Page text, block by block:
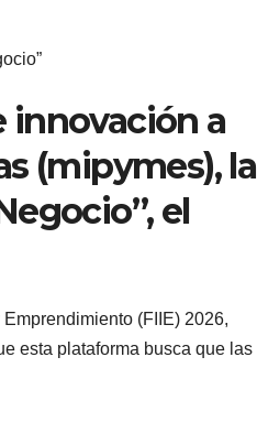
innovación a
(mipymes), la
el
(FIIE) 2026,
esta plataforma busca que las